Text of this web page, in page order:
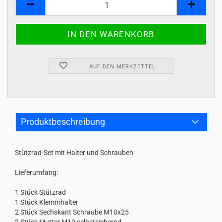
AUF DEN MERKZETTEL
Produktbeschreibung
Stützrad-Set mit Halter und Schrauben
Lieferumfang:
1 Stück Stützrad
1 Stück Klemmhalter
2 Stück Sechskant Schraube M10x25